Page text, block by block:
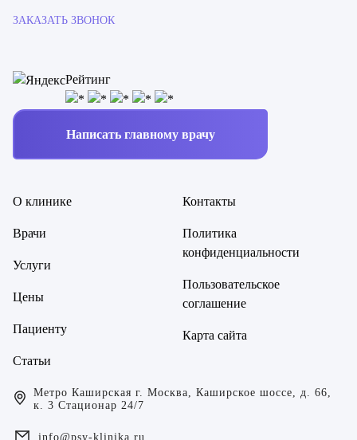
Психиатр
Стаж 31 год
6 000 ₽
Цена приема в клинике
12 000 (10 000 - повторно)
Выезд на дом
ЗАКАЗАТЬ ЗВОНОК
Рейтинг
Написать главному врачу
О клинике
Врачи
Услуги
Цены
Пациенту
Статьи
Контакты
Политика
конфиденциальности
Пользовательское
соглашение
Карта сайта
Метро Каширская г. Москва, Каширское шоссе, д. 66,
к. 3 Стационар 24/7
info@psy-klinika.ru